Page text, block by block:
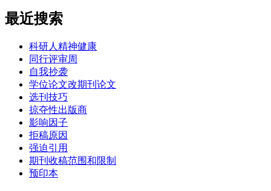
最近搜索
科研人精神健康
同行评审周
自我抄袭
学位论文改期刊论文
选刊技巧
掠夺性出版商
影响因子
拒稿原因
强迫引用
期刊收稿范围和限制
预印本